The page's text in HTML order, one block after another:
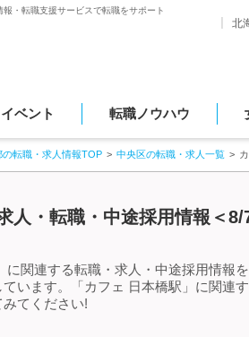
・転職支援サービスで転職をサポート
北
ベント 転職ノウハウ
の転職・求人情報TOP 中央区の転職・求人一覧
人・転職・中途採用情報＜8/
関連する転職・求人・中途採用情報
います。「カフェ 日本橋駅」に関連
てください!